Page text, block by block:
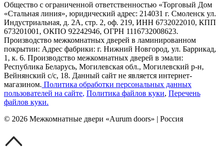
Общество с ограниченной ответственностью «Торговый Дом
«Стальная линия», юридический адрес: 214031 г. Смоленск ул.
Индустриальная, д. 2А, стр. 2, оф. 219, ИНН 6732022010, КПП
673201001, ОКПО 92242946, ОГРН 1116732008623.
Производство межкомнатных дверей в ламинированном
покрытии: Адрес фабрики: г. Нижний Новгород, ул. Баррикад,
1, к. 6. Производство межкомнатных дверей в эмали:
Республика Беларусь, Могилевская обл., Могилевский р-н,
Вейнянский с/с, 18. Данный сайт не является интернет-
магазином. Политика обработки персональных данных
пользователей на сайте, Политика файлов куки, Перечень
файлов куки.
© 2026 Межкомнатные двери «Aurum doors» | Россия